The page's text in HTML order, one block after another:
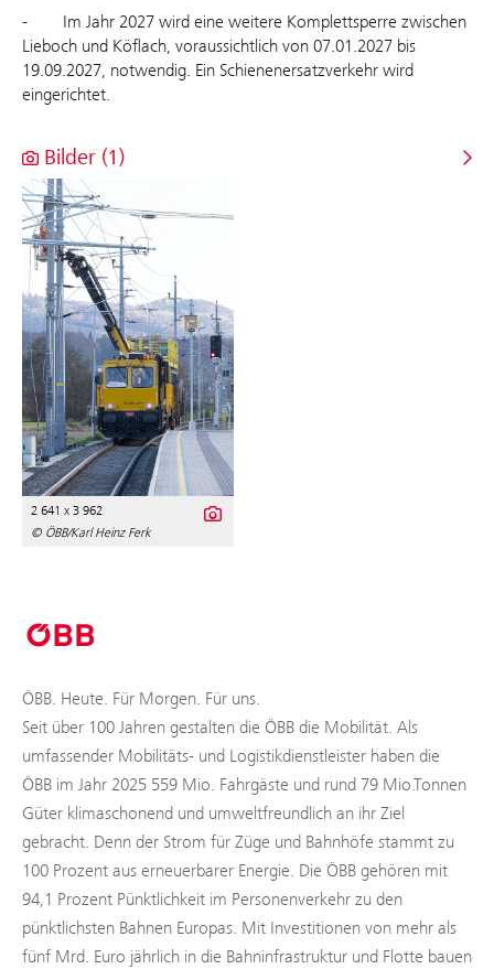
- Im Jahr 2027 wird eine weitere Komplettsperre zwischen
Lieboch und Köflach, voraussichtlich von 07.01.2027 bis
19.09.2027, notwendig. Ein Schienenersatzverkehr wird
eingerichtet.
Bilder (1)
2 641 x 3 962
© ÖBB/Karl Heinz Ferk
ÖBB. Heute. Für Morgen. Für uns.
Seit über 100 Jahren gestalten die ÖBB die Mobilität. Als
umfassender Mobilitäts- und Logistikdienstleister haben die
ÖBB im Jahr 2025 559 Mio. Fahrgäste und rund 79 Mio.Tonnen
Güter klimaschonend und umweltfreundlich an ihr Ziel
gebracht. Denn der Strom für Züge und Bahnhöfe stammt zu
100 Prozent aus erneuerbarer Energie. Die ÖBB gehören mit
94,1 Prozent Pünktlichkeit im Personenverkehr zu den
pünktlichsten Bahnen Europas. Mit Investitionen von mehr als
fünf Mrd. Euro jährlich in die Bahninfrastruktur und Flotte bauen